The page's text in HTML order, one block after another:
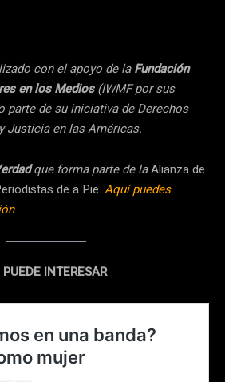
con el apoyo de laFundación
en los Medios(IWMF por sus
parte de su iniciativa de Derechos
Justicia en las Américas.
que forma parte de laAlianza de
de a Pie. Aquí puedes
.
INTERESAR